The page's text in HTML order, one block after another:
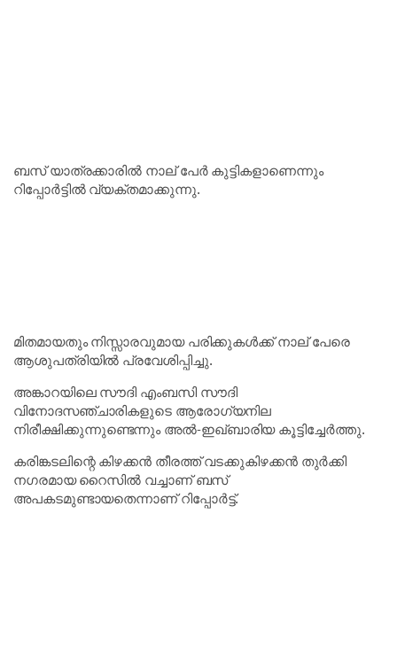
ബസ് യാത്രക്കാരിൽ നാല് പേർ കുട്ടികളാണെന്നും
റിപ്പോർട്ടിൽ വ്യക്തമാക്കുന്നു.
മിതമായതും നിസ്സാരവുമായ പരിക്കുകൾക്ക് നാല് പേരെ
ആശുപത്രിയിൽ പ്രവേശിപ്പിച്ചു.
അങ്കാറയിലെ സൗദി എംബസി സൗദി
വിനോദസഞ്ചാരികളുടെ ആരോഗ്യനില
നിരീക്ഷിക്കുന്നുണ്ടെന്നും അൽ-ഇഖ്ബാരിയ കൂട്ടിച്ചേർത്തു.
കരിങ്കടലിന്റെ കിഴക്കൻ തീരത്ത് വടക്കുകിഴക്കൻ തുർക്കി
നഗരമായ റൈസിൽ വച്ചാണ് ബസ്
അപകടമുണ്ടായതെന്നാണ് റിപ്പോർട്ട്.